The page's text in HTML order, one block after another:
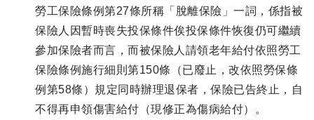
勞工保險條例第27條所稱「脫離保險」一詞，係指被
保險人因暫時喪失投保條件俟投保條件恢復仍可繼續
參加保險者而言，而被保險人請領老年給付依照勞工
保險條例施行細則第150條（已廢止，改依照勞保條
例第58條）規定同時辦理退保者，保險已告終止，自
不得再申領傷害給付（現修正為傷病給付）。